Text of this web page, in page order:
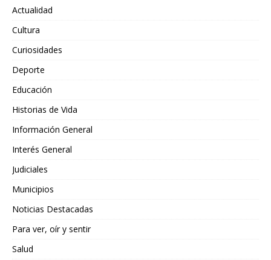
Actualidad
Cultura
Curiosidades
Deporte
Educación
Historias de Vida
Información General
Interés General
Judiciales
Municipios
Noticias Destacadas
Para ver, oír y sentir
Salud